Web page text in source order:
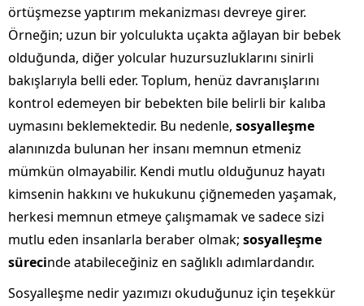
örtüşmezse yaptırım mekanizması devreye girer.
Örneğin; uzun bir yolculukta uçakta ağlayan bir bebek
olduğunda, diğer yolcular huzursuzluklarını sinirli
bakışlarıyla belli eder. Toplum, henüz davranışlarını
kontrol edemeyen bir bebekten bile belirli bir kalıba
uymasını beklemektedir. Bu nedenle, sosyalleşme
alanınızda bulunan her insanı memnun etmeniz
mümkün olmayabilir. Kendi mutlu olduğunuz hayatı
kimsenin hakkını ve hukukunu çiğnemeden yaşamak,
herkesi memnun etmeye çalışmamak ve sadece sizi
mutlu eden insanlarla beraber olmak; sosyalleşme
sürecinde atabileceğiniz en sağlıklı adımlardandır.
Sosyalleşme nedir yazımızı okuduğunuz için teşekkür